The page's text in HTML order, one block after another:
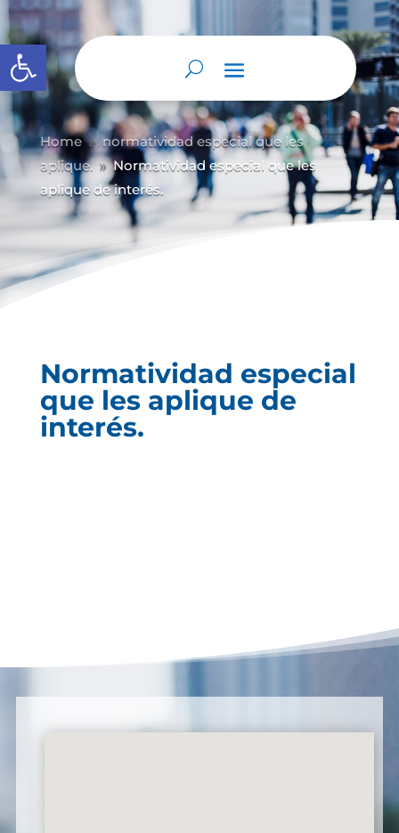
Abrir barra de herramientas
Home 9 normatividad especial que les
aplique. 9 Normatividad especial que les
aplique de interés.
Normatividad especial
que les aplique de
interés.